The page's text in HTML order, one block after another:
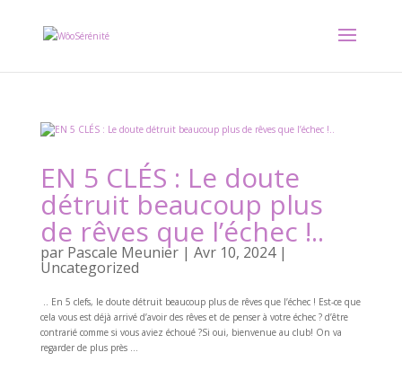
EN 5 CLÉS : Le doute
détruit beaucoup plus
de rêves que l’échec !..
par Pascale Meunier| Avr 10, 2024|
Uncategorized
.. En 5 clefs, le doute détruit beaucoup plus de rêves que l’échec ! Est-ce que
cela vous est déjà arrivé d’avoir des rêves et de penser à votre échec ? d’être
contrarié comme si vous aviez échoué ?Si oui, bienvenue au club! On va
regarder de plus près ...